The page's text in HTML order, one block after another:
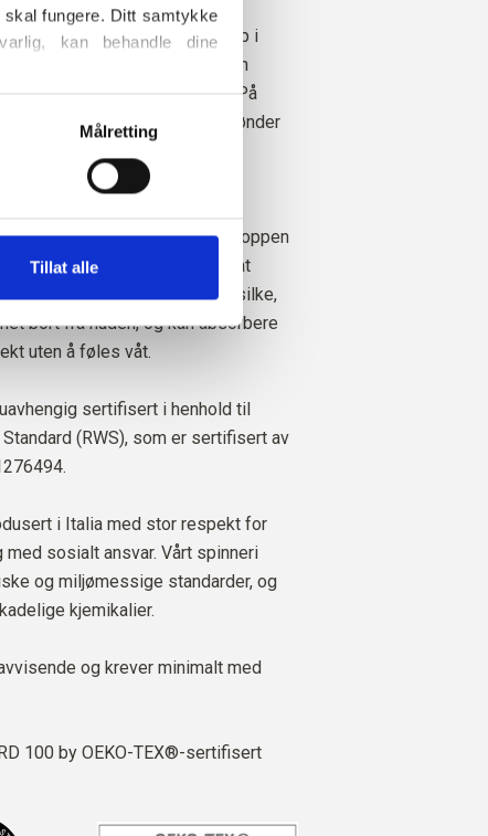
fungere. Ditt samtykke
kan behandle dine
, hvor du
Målretting
Tillat alle
fra sauer som er avlet opp i
ikke praktiseres. Ullen kan
til gården den kommer fra. På
hvilken gård, hvilke bønder
Det vil si at ullen holder kroppen
frigjør varme i varmt vær, slik at
Samtidig kan ull, i likhet med silke,
bort fra huden, og kan absorbere
uten å føles våt.
sertifisert i henhold til
(RWS), som er sertifisert av
i Italia med stor respekt for
sosialt ansvar. Vårt spinneri
og miljømessige standarder, og
kjemikalier.
og krever minimalt med
100 by OEKO-TEX®-sertifisert